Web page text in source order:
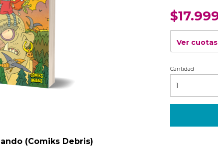
(Comiks Debris)
Ver
Cantidad